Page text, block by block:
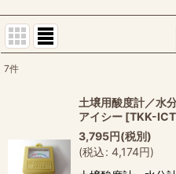
絞
7件
土壌用酸度計／水
アイシー [TKK-
3,795円(税別)
(税込: 4,174円)